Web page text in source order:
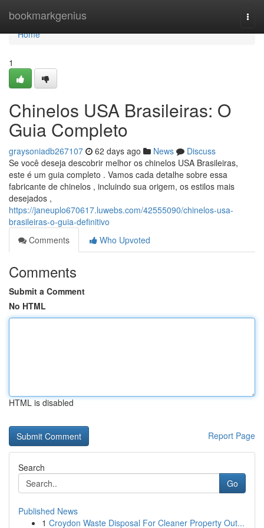
bookmarkgenius
Home
Home
1
Chinelos USA Brasileiras: O
Guia Completo
graysoniadb267107 62 days ago News
Discuss
Se você deseja descobrir melhor os chinelos USA Brasileiras,
este é um guia completo . Vamos cada detalhe sobre essa
fabricante de chinelos , incluindo sua origem, os estilos mais
desejados ,
https://janeuplo670617.luwebs.com/42555090/chinelos-usa-
brasileiras-o-guia-definitivo
Comments
Who Upvoted
Comments
Submit a Comment
No HTML
HTML is disabled
Report Page
Search
Go
Published News
1 Croydon Waste Disposal For Cleaner Property Out...